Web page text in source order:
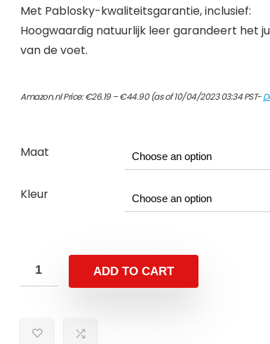
Met Pablosky-kwaliteitsgarantie, inclusief:
Hoogwaardig natuurlijk leer garandeert het
van de voet.
Amazon.nl Price:€26.19 – €44.90range:
(as of 10/04/2023 03:34 PST-
Maat
Kleur
ADD TO CART